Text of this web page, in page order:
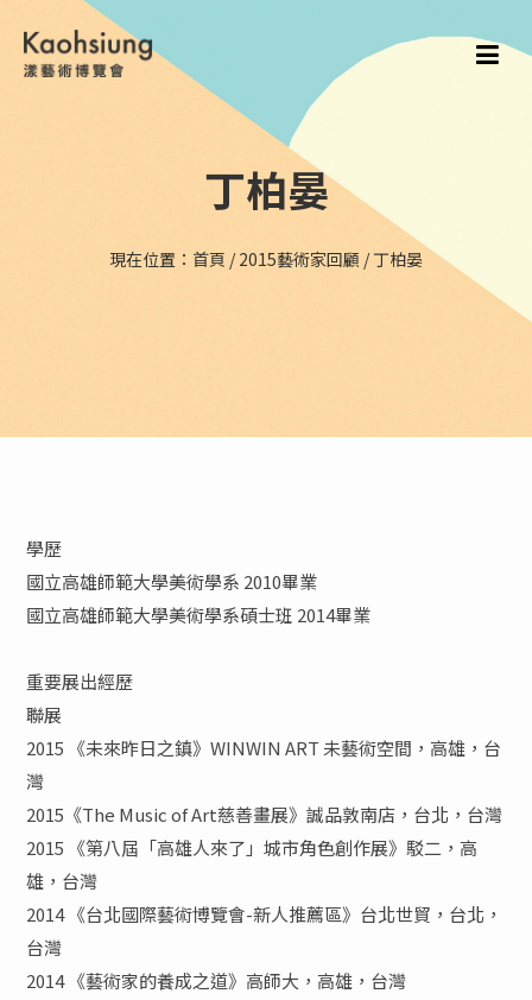
丁柏晏
現在位置： 首頁 /2015藝術家回顧 /丁柏晏
學歷
國立高雄師範大學美術學系 2010畢業
國立高雄師範大學美術學系碩士班 2014畢業
重要展出經歷
聯展
2015 《未來昨日之鎮》WINWIN ART 未藝術空間，高雄，台
灣
2015《The Music of Art慈善畫展》誠品敦南店，台北，台灣
2015 《第八屆「高雄人來了」城市角色創作展》駁二，高
雄，台灣
2014 《台北國際藝術博覽會-新人推薦區》台北世貿，台北，
台灣
2014 《藝術家的養成之道》高師大，高雄，台灣